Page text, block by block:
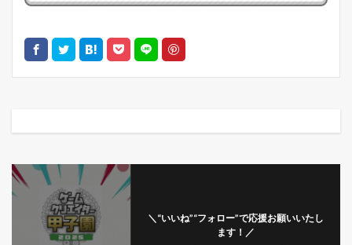
＼“いいね”“フォロー”で応援お願いいたし
ます！／